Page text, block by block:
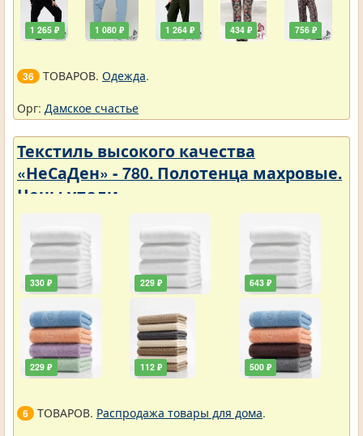
1 265 ₽ 1 080 ₽ 1 264 ₽ 434 ₽ 756 ₽
36 ТОВАРОВ. Одежда.
Орг: Дамское счастье
Текстиль высокого качества
«НеСаДен» - 780. Полотенца махровые.
Цены упали
330 ₽
229 ₽
229 ₽
112 ₽
643 ₽
500 ₽
6 ТОВАРОВ. Распродажа товары для дома.